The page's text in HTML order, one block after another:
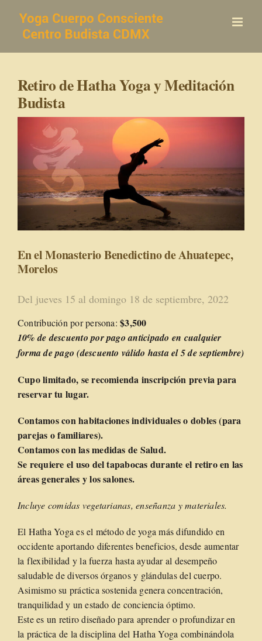
contenido
Retiro de Hatha Yoga y Meditación
Budista
En el Monasterio Benedictino de Ahuatepec,
Morelos
Del jueves 15 al domingo 18 de septiembre, 2022
Contribución por persona: $3,500
10% de descuento por pago anticipado en cualquier
forma de pago (descuento válido hasta el 5 de septiembre)
Cupo limitado, se recomienda inscripción previa para
reservar tu lugar.
Contamos con habitaciones individuales o dobles (para
parejas o familiares).
Contamos con las medidas de Salud.
Se requiere el uso del tapabocas durante el retiro en las
áreas generales y los salones.
Incluye comidas vegetarianas, enseñanza y materiales.
El Hatha Yoga es el método de yoga más difundido en
occidente aportando diferentes beneficios, desde aumentar
la flexibilidad y la fuerza hasta ayudar al desempeño
saludable de diversos órganos y glándulas del cuerpo.
Asimismo su práctica sostenida genera concentración,
tranquilidad y un estado de conciencia óptimo.
Este es un retiro diseñado para aprender o profundizar en
la práctica de la disciplina del Hatha Yoga combinándola